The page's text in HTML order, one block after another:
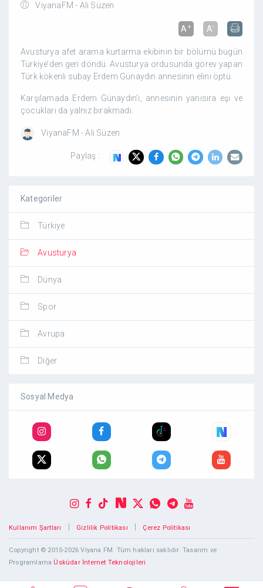
ViyanaFM - Ali Süzen
A+ A-
Avusturya afet arama kurtarma ekibinin bir bölümü bugün
Türkiye’den geri döndü. Avusturya ordusunda görev yapan
Türk kökenli subay Erdem Günaydın annesinin elini öptü.
Karşılamada Erdem Günaydın’ı, annesinin yanısıra eşi ve
çocukları da yalnız bırakmadı.
ViyanaFM - Ali Süzen
Paylaş :
Kategoriler
Türkiye
Avusturya
Dünya
Spor
Avrupa
Diğer
Sosyal Medya
Kullanım Şartları Gizlilik Politikası Çerez Politikası
Copyright © 2015-2026 Viyana FM. Tüm hakları saklıdır. Tasarım ve
Programlama Üsküdar İnternet Teknolojileri.